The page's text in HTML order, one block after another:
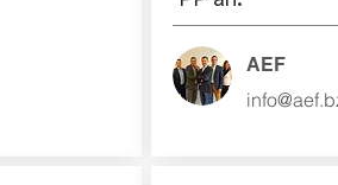
AEF